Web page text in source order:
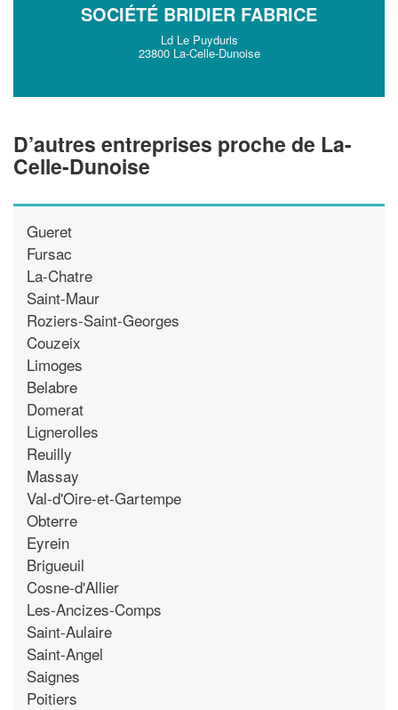
SOCIÉTÉ BRIDIER FABRICE
Ld Le Puyduris
23800 La-Celle-Dunoise
D’autres entreprises proche de La-
Celle-Dunoise
Gueret
Fursac
La-Chatre
Saint-Maur
Roziers-Saint-Georges
Couzeix
Limoges
Belabre
Domerat
Lignerolles
Reuilly
Massay
Val-d'Oire-et-Gartempe
Obterre
Eyrein
Brigueuil
Cosne-d'Allier
Les-Ancizes-Comps
Saint-Aulaire
Saint-Angel
Saignes
Poitiers